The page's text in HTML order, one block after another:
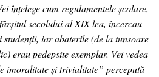
înțelege cum regulamentele școlare,
secolului al XIX-lea, încercau
studenții, iar abaterile (de la tunsoare
erau pedepsite exemplar. Vei vedea
imoralitate și trivialitate” percepută